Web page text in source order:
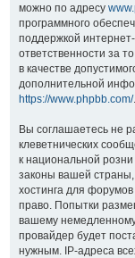
можно по адресу
программного
поддержкой
ответственности за
в качестве
дополнительной
https://www.phpbb.com/.
Вы соглашаетесь не
клеветнических
к национальной
законы вашей страны,
хостинга для
право. Попытки
вашему
провайдер будет
нужным. IP-адреса